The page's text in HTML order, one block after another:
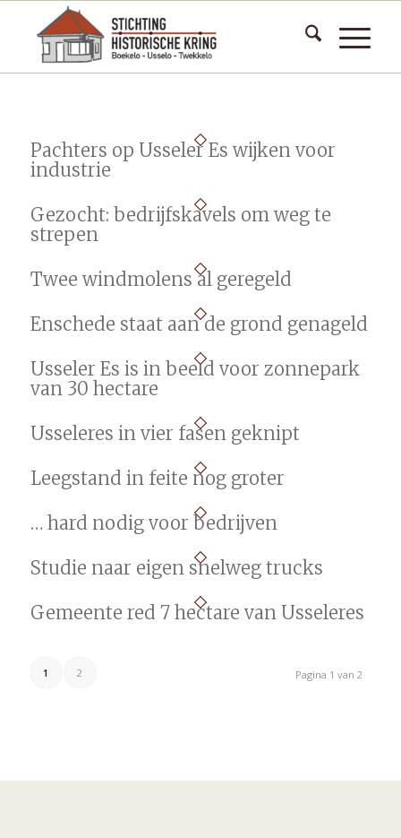
Pachters op Usseler Es wijken voor
industrie
Gezocht: bedrijfskavels om weg te
strepen
Twee windmolens al geregeld
Enschede staat aan de grond genageld
Usseler Es is in beeld voor zonnepark
van 30 hectare
Usseleres in vier fasen geknipt
Leegstand in feite nog groter
… hard nodig voor bedrijven
Studie naar eigen snelweg trucks
Gemeente red 7 hectare van Usseleres
Pagina 1 van 2
1 2